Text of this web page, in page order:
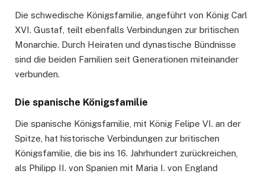
Die schwedische Königsfamilie, angeführt von König Carl
XVI. Gustaf, teilt ebenfalls Verbindungen zur britischen
Monarchie. Durch Heiraten und dynastische Bündnisse
sind die beiden Familien seit Generationen miteinander
verbunden.
Die spanische Königsfamilie
Die spanische Königsfamilie, mit König Felipe VI. an der
Spitze, hat historische Verbindungen zur britischen
Königsfamilie, die bis ins 16. Jahrhundert zurückreichen,
als Philipp II. von Spanien mit Maria I. von England